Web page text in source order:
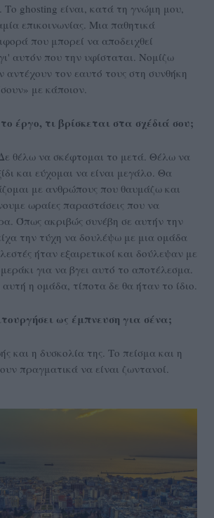
Το ghosting είναι, κατά τη γνώμη μου,
επικοινωνίας. Μια παθητικά
που μπορεί να αποδειχθεί
αυτόν που την υφίσταται. Νομίζω
αντέχουν τον εαυτό τους στη συνθήκη
με κάποιον.
έργο, τι βρίσκεται στα σχέδιά σου;
θέλω να σκέφτομαι το μετά. Θέλω να
και εύχομαι να είναι μεγάλο. Θα
με ανθρώπους που θαυμάζω και
ωραίες παραστάσεις που να
Όπως ακριβώς συνέβη σε αυτήν την
την τύχη να δουλέψω με μια ομάδα
ήταν εξαιρετικοί και δούλεψαν με
για να βγει αυτό το αποτέλεσμα.
η ομάδα, τίποτα δε θα ήταν το ίδιο.
ως έμπνευση για σένα;
και η δυσκολία της. Το πείσμα και η
πραγματικά να είναι ζωντανοί.